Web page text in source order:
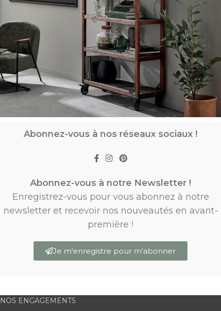
Abonnez-vous à nos réseaux sociaux !
Abonnez-vous à notre Newsletter !
Enregistrez-vous pour vous abonnez à notre
newsletter et recevoir nos nouveautés en avant-
première !
Je m'enregistre pour m'abonner
NOS ENGAGEMENTS